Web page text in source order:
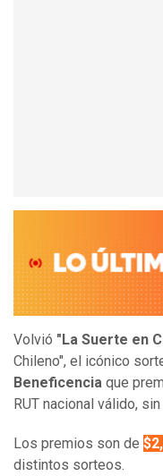
Volvió "La Suerte en
Chileno", el icónico
Beneficencia que
RUT nacional válido,
Los premios son de
distintos sorteos.